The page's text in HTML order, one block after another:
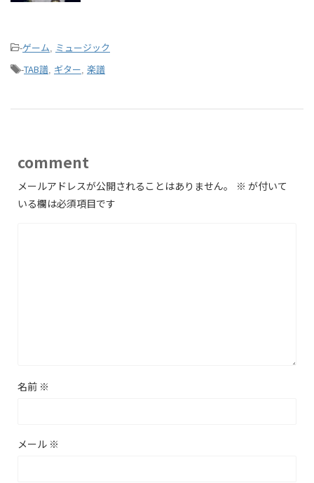
-ゲーム, ミュージック
-TAB譜, ギター, 楽譜
comment
メールアドレスが公開されることはありません。 ※ が付いて
いる欄は必須項目です
名前 ※
メール ※